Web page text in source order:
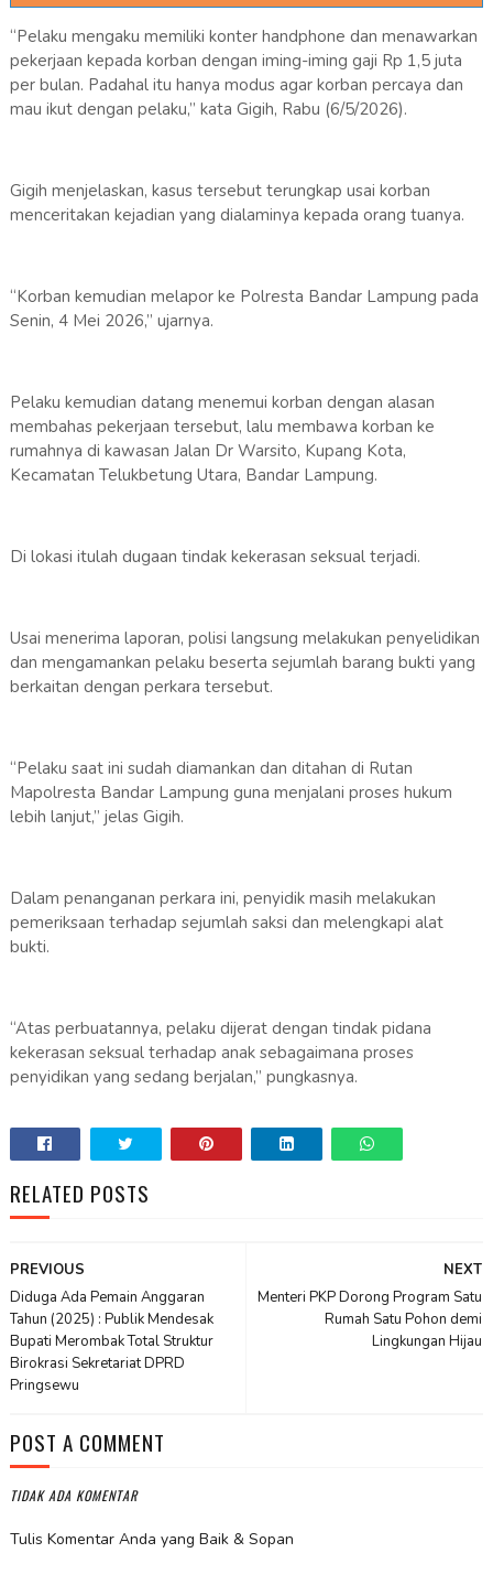
“Pelaku mengaku memiliki konter handphone dan menawarkan
pekerjaan kepada korban dengan iming-iming gaji Rp 1,5 juta
per bulan. Padahal itu hanya modus agar korban percaya dan
mau ikut dengan pelaku,” kata Gigih, Rabu (6/5/2026).
Gigih menjelaskan, kasus tersebut terungkap usai korban
menceritakan kejadian yang dialaminya kepada orang tuanya.
“Korban kemudian melapor ke Polresta Bandar Lampung pada
Senin, 4 Mei 2026,” ujarnya.
Pelaku kemudian datang menemui korban dengan alasan
membahas pekerjaan tersebut, lalu membawa korban ke
rumahnya di kawasan Jalan Dr Warsito, Kupang Kota,
Kecamatan Telukbetung Utara, Bandar Lampung.
Di lokasi itulah dugaan tindak kekerasan seksual terjadi.
Usai menerima laporan, polisi langsung melakukan penyelidikan
dan mengamankan pelaku beserta sejumlah barang bukti yang
berkaitan dengan perkara tersebut.
“Pelaku saat ini sudah diamankan dan ditahan di Rutan
Mapolresta Bandar Lampung guna menjalani proses hukum
lebih lanjut,” jelas Gigih.
Dalam penanganan perkara ini, penyidik masih melakukan
pemeriksaan terhadap sejumlah saksi dan melengkapi alat
bukti.
“Atas perbuatannya, pelaku dijerat dengan tindak pidana
kekerasan seksual terhadap anak sebagaimana proses
penyidikan yang sedang berjalan,” pungkasnya.
RELATED POSTS
NEXT
Menteri PKP Dorong Program Satu
Rumah Satu Pohon demi
Lingkungan Hijau
PREVIOUS
Diduga Ada Pemain Anggaran
Tahun (2025) : Publik Mendesak
Bupati Merombak Total Struktur
Birokrasi Sekretariat DPRD
Pringsewu
POST A COMMENT
TIDAK ADA KOMENTAR
Tulis Komentar Anda yang Baik & Sopan